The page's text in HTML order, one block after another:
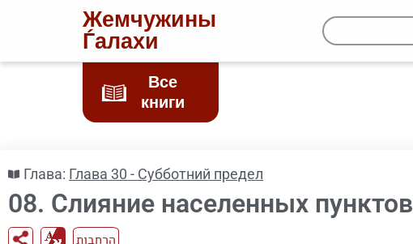
Жемчужины
Ѓалахи
Все
книги
Глава: Глава 30 - Субботний предел
08. Слияние населенных пунктов
הרחבות